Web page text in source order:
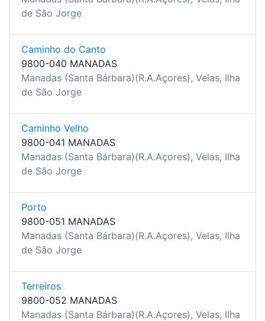
de São Jorge
Caminho do Canto
9800-040 MANADAS
Manadas (Santa Bárbara)(R.A.Açores), Velas, Ilha
de São Jorge
Caminho Velho
9800-041 MANADAS
Manadas (Santa Bárbara)(R.A.Açores), Velas, Ilha
de São Jorge
Porto
9800-051 MANADAS
Manadas (Santa Bárbara)(R.A.Açores), Velas, Ilha
de São Jorge
Terreiros
9800-052 MANADAS
Manadas (Santa Bárbara)(R.A.Açores), Velas, Ilha